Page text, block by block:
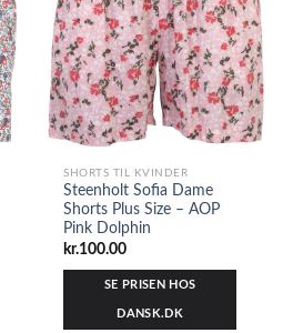
SHORTS TIL KVINDER
Steenholt Sofia Dame
Shorts Plus Size – AOP
Pink Dolphin
kr.100.00
SE PRISEN HOS
DANSK.DK